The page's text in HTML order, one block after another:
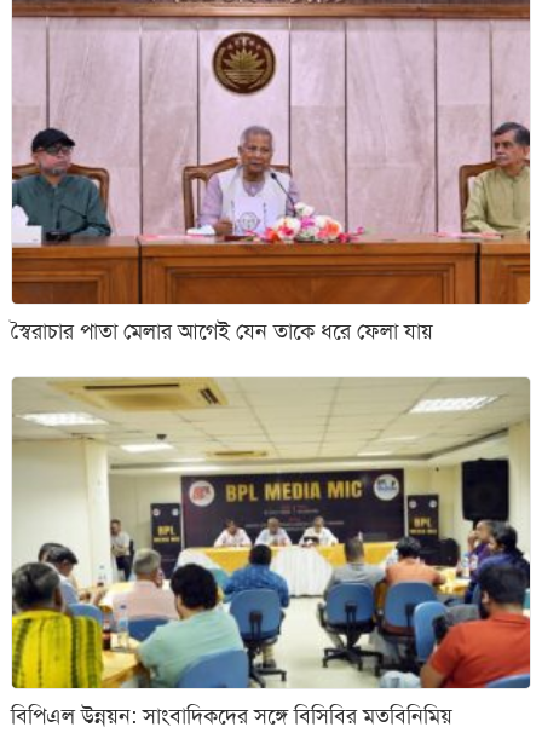
স্বৈরাচার পাতা মেলার আগেই যেন তাকে ধরে ফেলা যায়
বিপিএল উন্নয়ন: সাংবাদিকদের সঙ্গে বিসিবির মতবিনিমিয়